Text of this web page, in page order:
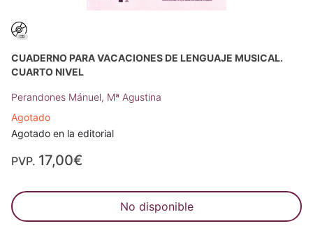
CUADERNO PARA VACACIONES DE LENGUAJE MUSICAL.
CUARTO NIVEL
Perandones Mánuel, Mª Agustina
Agotado
Agotado en la editorial
PVP. 17,00€
No disponible